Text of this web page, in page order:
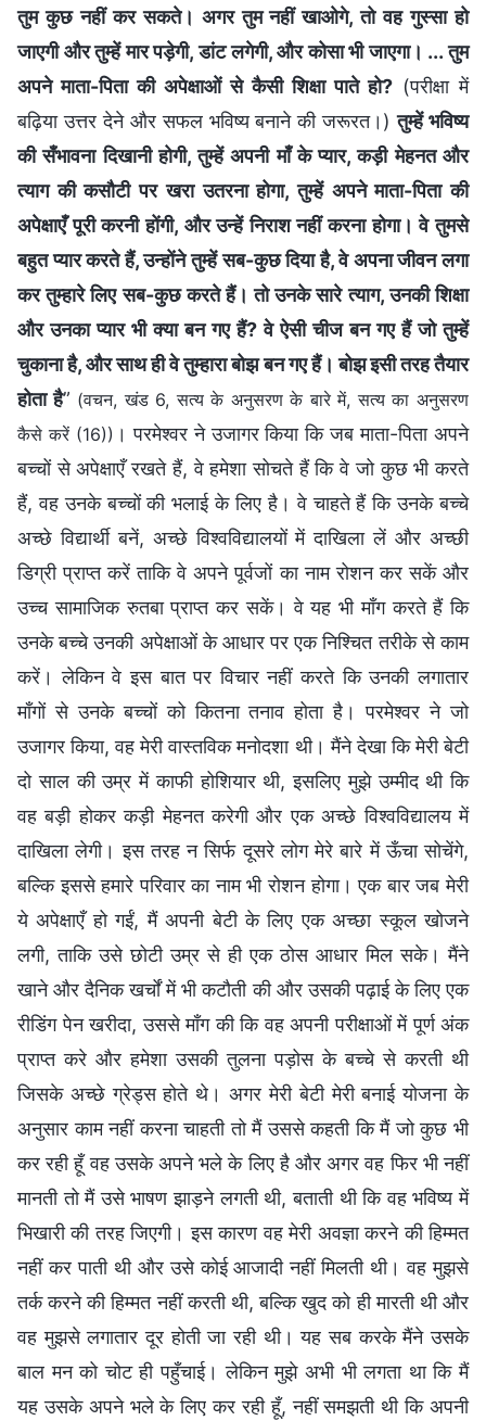
तुम कुछ नहीं कर सकते। अगर तुम नहीं खाओगे, तो वह गुस्सा हो
जाएगी और तुम्हें मार पड़ेगी, डांट लगेगी, और कोसा भी जाएगा। ... तुम
अपने माता-पिता की अपेक्षाओं से कैसी शिक्षा पाते हो? (परीक्षा में
बढ़िया उत्तर देने और सफल भविष्य बनाने की जरूरत।)तुम्हें भविष्य
की सँभावना दिखानी होगी, तुम्हें अपनी माँ के प्यार, कड़ी मेहनत और
त्याग की कसौटी पर खरा उतरना होगा, तुम्हें अपने माता-पिता की
अपेक्षाएँ पूरी करनी होंगी, और उन्हें निराश नहीं करना होगा। वे तुमसे
बहुत प्यार करते हैं, उन्होंने तुम्हें सब-कुछ दिया है, वे अपना जीवन लगा
कर तुम्हारे लिए सब-कुछ करते हैं। तो उनके सारे त्याग, उनकी शिक्षा
और उनका प्यार भी क्या बन गए हैं? वे ऐसी चीज बन गए हैं जो तुम्हें
चुकाना है, और साथ ही वे तुम्हारा बोझ बन गए हैं। बोझ इसी तरह तैयार
होता है” (वचन, खंड 6, सत्य के अनुसरण के बारे में, सत्य का अनुसरण
कैसे करें (16)) । परमेश्वर ने उजागर किया कि जब माता-पिता अपने
बच्चों से अपेक्षाएँ रखते हैं, वे हमेशा सोचते हैं कि वे जो कुछ भी करते
हैं, वह उनके बच्चों की भलाई के लिए है। वे चाहते हैं कि उनके बच्चे
अच्छे विद्यार्थी बनें, अच्छे विश्वविद्यालयों में दाखिला लें और अच्छी
डिग्री प्राप्त करें ताकि वे अपने पूर्वजों का नाम रोशन कर सकें और
उच्च सामाजिक रुतबा प्राप्त कर सकें। वे यह भी माँग करते हैं कि
उनके बच्चे उनकी अपेक्षाओं के आधार पर एक निश्चित तरीके से काम
करें। लेकिन वे इस बात पर विचार नहीं करते कि उनकी लगातार
माँगों से उनके बच्चों को कितना तनाव होता है। परमेश्वर ने जो
उजागर किया, वह मेरी वास्तविक मनोदशा थी। मैंने देखा कि मेरी बेटी
दो साल की उम्र में काफी होशियार थी, इसलिए मुझे उम्मीद थी कि
वह बड़ी होकर कड़ी मेहनत करेगी और एक अच्छे विश्वविद्यालय में
दाखिला लेगी। इस तरह न सिर्फ दूसरे लोग मेरे बारे में ऊँचा सोचेंगे,
बल्कि इससे हमारे परिवार का नाम भी रोशन होगा। एक बार जब मेरी
ये अपेक्षाएँ हो गईं, मैं अपनी बेटी के लिए एक अच्छा स्कूल खोजने
लगी, ताकि उसे छोटी उम्र से ही एक ठोस आधार मिल सके। मैंने
खाने और दैनिक खर्चों में भी कटौती की और उसकी पढ़ाई के लिए एक
रीडिंग पेन खरीदा, उससे माँग की कि वह अपनी परीक्षाओं में पूर्ण अंक
प्राप्त करे और हमेशा उसकी तुलना पड़ोस के बच्चे से करती थी
जिसके अच्छे ग्रेड्स होते थे। अगर मेरी बेटी मेरी बनाई योजना के
अनुसार काम नहीं करना चाहती तो मैं उससे कहती कि मैं जो कुछ भी
कर रही हूँ वह उसके अपने भले के लिए है और अगर वह फिर भी नहीं
मानती तो मैं उसे भाषण झाड़ने लगती थी, बताती थी कि वह भविष्य में
भिखारी की तरह जिएगी। इस कारण वह मेरी अवज्ञा करने की हिम्मत
नहीं कर पाती थी और उसे कोई आजादी नहीं मिलती थी। वह मुझसे
तर्क करने की हिम्मत नहीं करती थी, बल्कि खुद को ही मारती थी और
वह मुझसे लगातार दूर होती जा रही थी। यह सब करके मैंने उसके
बाल मन को चोट ही पहुँचाई। लेकिन मुझे अभी भी लगता था कि मैं
यह उसके अपने भले के लिए कर रही हूँ, नहीं समझती थी कि अपनी